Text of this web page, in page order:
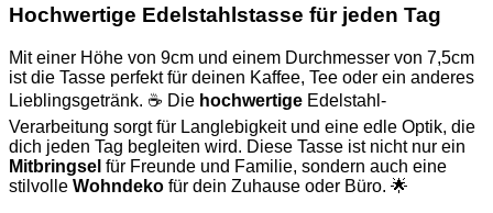
Hochwertige Edelstahlstasse für jeden Tag
Mit einer Höhe von 9cm und einem Durchmesser von 7,5cm
ist die Tasse perfekt für deinen Kaffee, Tee oder ein anderes
Lieblingsgetränk. ☕ Die hochwertige Edelstahl-
Verarbeitung sorgt für Langlebigkeit und eine edle Optik, die
dich jeden Tag begleiten wird. Diese Tasse ist nicht nur ein
Mitbringsel für Freunde und Familie, sondern auch eine
stilvolle Wohndeko für dein Zuhause oder Büro. 🌟